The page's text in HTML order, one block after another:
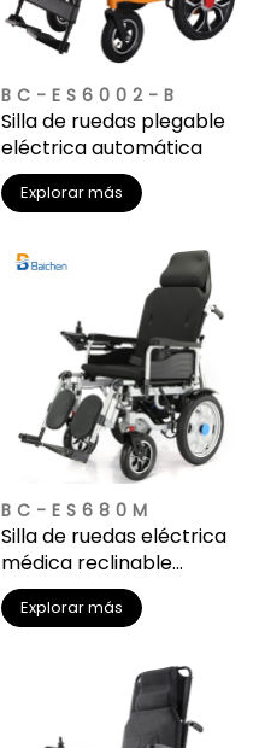
BC-ES6002-B
Silla de ruedas plegable
eléctrica automática
Explorar más
BC-ES680M
Silla de ruedas eléctrica
médica reclinable
automática para
interiores, para personas
Explorar más